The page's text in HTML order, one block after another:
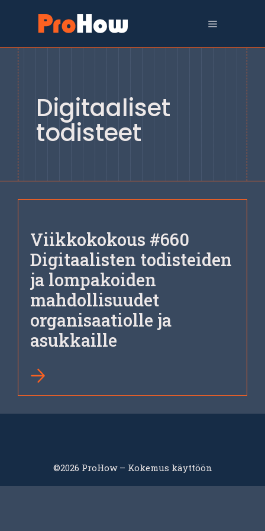
sisältöön
Valikko
Digitaaliset
todisteet
Viikkokokous #660
Digitaalisten todisteiden
ja lompakoiden
mahdollisuudet
organisaatiolle ja
asukkaille
©2026 ProHow – Kokemus käyttöön